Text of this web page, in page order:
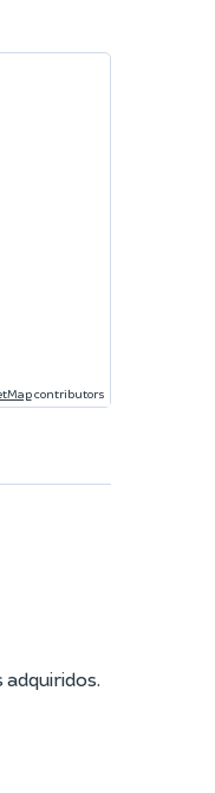
contributors